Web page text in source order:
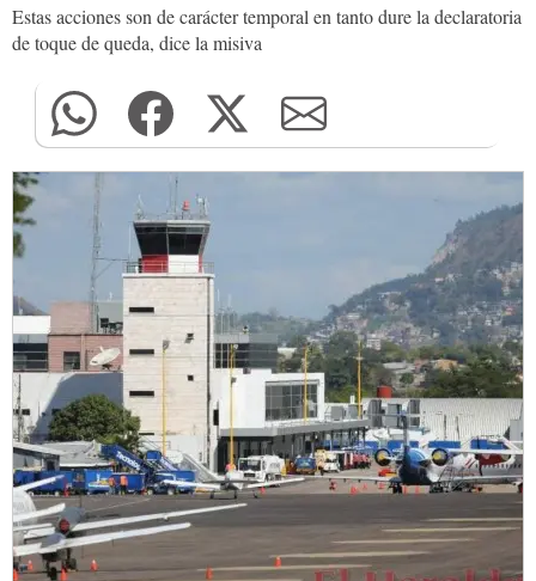
Estas acciones son de carácter temporal en tanto dure la declaratoria
de toque de queda, dice la misiva